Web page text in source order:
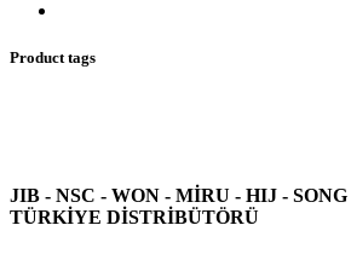
Product tags
JIB - NSC - WON - MİRU - HIJ - SONG
TÜRKİYE DİSTRİBÜTÖRÜ